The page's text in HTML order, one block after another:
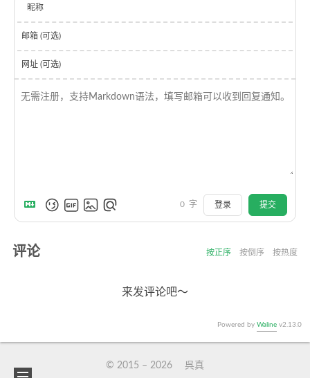
昵称
邮箱 (可选)
网址 (可选)
0 字 登录 提交
评论 按正序 按倒序 按热度
来发评论吧～
Powered by Waline v2.13.0
© 2015 – 2026 呉真